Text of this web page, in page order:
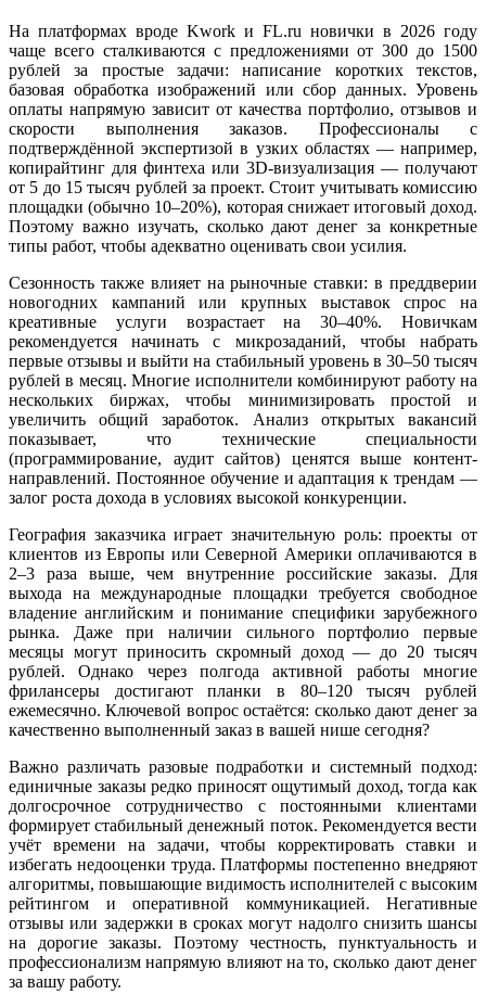
На платформах вроде Kwork и FL.ru новички в 2026 году
чаще всего сталкиваются с предложениями от 300 до 1500
рублей за простые задачи: написание коротких текстов,
базовая обработка изображений или сбор данных. Уровень
оплаты напрямую зависит от качества портфолио, отзывов и
скорости выполнения заказов. Профессионалы с
подтверждённой экспертизой в узких областях — например,
копирайтинг для финтеха или 3D-визуализация — получают
от 5 до 15 тысяч рублей за проект. Стоит учитывать комиссию
площадки (обычно 10–20%), которая снижает итоговый доход.
Поэтому важно изучать, сколько дают денег за конкретные
типы работ, чтобы адекватно оценивать свои усилия.
Сезонность также влияет на рыночные ставки: в преддверии
новогодних кампаний или крупных выставок спрос на
креативные услуги возрастает на 30–40%. Новичкам
рекомендуется начинать с микрозаданий, чтобы набрать
первые отзывы и выйти на стабильный уровень в 30–50 тысяч
рублей в месяц. Многие исполнители комбинируют работу на
нескольких биржах, чтобы минимизировать простой и
увеличить общий заработок. Анализ открытых вакансий
показывает, что технические специальности
(программирование, аудит сайтов) ценятся выше контент-
направлений. Постоянное обучение и адаптация к трендам —
залог роста дохода в условиях высокой конкуренции.
География заказчика играет значительную роль: проекты от
клиентов из Европы или Северной Америки оплачиваются в
2–3 раза выше, чем внутренние российские заказы. Для
выхода на международные площадки требуется свободное
владение английским и понимание специфики зарубежного
рынка. Даже при наличии сильного портфолио первые
месяцы могут приносить скромный доход — до 20 тысяч
рублей. Однако через полгода активной работы многие
фрилансеры достигают планки в 80–120 тысяч рублей
ежемесячно. Ключевой вопрос остаётся: сколько дают денег за
качественно выполненный заказ в вашей нише сегодня?
Важно различать разовые подработки и системный подход:
единичные заказы редко приносят ощутимый доход, тогда как
долгосрочное сотрудничество с постоянными клиентами
формирует стабильный денежный поток. Рекомендуется вести
учёт времени на задачи, чтобы корректировать ставки и
избегать недооценки труда. Платформы постепенно внедряют
алгоритмы, повышающие видимость исполнителей с высоким
рейтингом и оперативной коммуникацией. Негативные
отзывы или задержки в сроках могут надолго снизить шансы
на дорогие заказы. Поэтому честность, пунктуальность и
профессионализм напрямую влияют на то, сколько дают денег
за вашу работу.